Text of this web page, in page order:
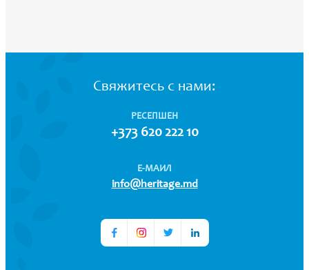
Свяжитесь с нами:
РЕСЕПШЕН
+373 620 222 10
Е-МАИЛ
info@heritage.md